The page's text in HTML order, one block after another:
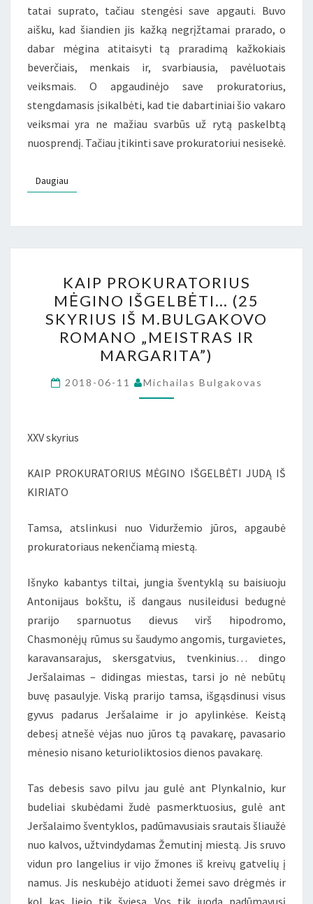
tatai suprato, tačiau stengėsi save apgauti. Buvo
aišku, kad šiandien jis kažką negrįžtamai prarado, o
dabar mėgina atitaisyti tą praradimą kažkokiais
beverčiais, menkais ir, svarbiausia, pavėluotais
veiksmais. O apgaudinėjo save prokuratorius,
stengdamasis įsikalbėti, kad tie dabartiniai šio vakaro
veiksmai yra ne mažiau svarbūs už rytą paskelbtą
nuosprendį. Tačiau įtikinti save prokuratoriui nesisekė.
Daugiau
PROKURATORIUS
MĖGINO
IŠGELBĖTI…
(25
SKYRIUS
IŠ
M.BULGAKOVO
MARGARITA”)
KAIP PROKURATORIUS
MĖGINO IŠGELBĖTI… (25
SKYRIUS IŠ M.BULGAKOVO
ROMANO „MEISTRAS IR
MARGARITA”)
2018-06-11 Michailas Bulgakovas
XXV skyrius
KAIP PROKURATORIUS MĖGINO IŠGELBĖTI JUDĄ IŠ
KIRIATO
Tamsa, atslinkusi nuo Viduržemio jūros, apgaubė
prokuratoriaus nekenčiamą miestą.
Išnyko kabantys tiltai, jungia šventyklą su baisiuoju
Antonijaus bokštu, iš dangaus nusileidusi bedugnė
prarijo sparnuotus dievus virš hipodromo,
Chasmonėjų rūmus su šaudymo angomis, turgavietes,
karavansarajus, skersgatvius, tvenkinius… dingo
Jeršalaimas – didingas miestas, tarsi jo nė nebūtų
buvę pasaulyje. Viską prarijo tamsa, išgąsdinusi visus
gyvus padarus Jeršalaime ir jo apylinkėse. Keistą
debesį atnešė vėjas nuo jūros tą pavakarę, pavasario
mėnesio nisano keturioliktosios dienos pavakarę.
Tas debesis savo pilvu jau gulė ant Plynkalnio, kur
budeliai skubėdami žudė pasmerktuosius, gulė ant
Jeršalaimo šventyklos, padūmavusiais srautais šliaužė
nuo kalvos, užtvindydamas Žemutinį miestą. Jis sruvo
vidun pro langelius ir vijo žmones iš kreivų gatvelių į
namus. Jis neskubėjo atiduoti žemei savo drėgmės ir
kol kas liejo tik šviesą. Vos tik juodą padūmavusį